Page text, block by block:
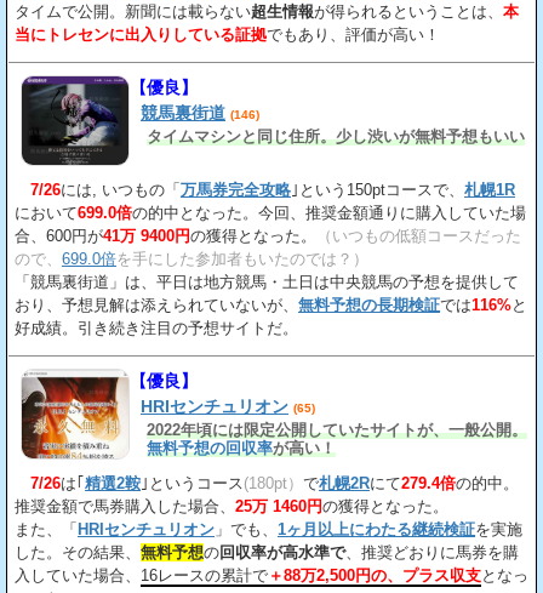
タイムで公開。新聞には載らない超生情報が得られるということは、 本
当にトレセンに出入りしている証拠でもあり、評価が高い！
【優良】
競馬裏街道 (146)
タイムマシンと同じ住所。少し渋いが無料予想もいい
7/26には, いつもの「万馬券完全攻略 ｣という150ptコースで、 札幌1R
において699.0倍の的中となった。今回、推奨金額通りに購入していた場
合、600円が41万 9400円の獲得となった。
（いつもの低額コースだった
ので、 699.0倍を手にした参加者もいたのでは？）
「競馬裏街道」は、平日は地方競馬・土日は中央競馬の予想を提供して
おり、予想見解は添えられていないが、 無料予想の長期検証では116%と
好成績。引き続き注目の予想サイトだ。
【優良】
HRIセンチュリオン (65)
2022年頃には限定公開していたサイトが、一般公開。
無料予想の回収率が高い！
7/26は｢精選2鞍 ｣というコース (180pt） で札幌2Rにて279.4倍の的中。
推奨金額で馬券購入した場合、 25万 1460円の獲得となった。
また、「HRIセンチュリオン 」でも、 1ヶ月以上にわたる継続検証を実施
した。その結果、 無料予想の回収率が高水準で、推奨どおりに馬券を購
入していた場合、 16レースの累計で ＋88万2,500円の、プラス収支となっ